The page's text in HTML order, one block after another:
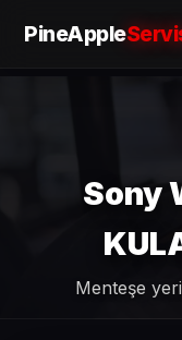
PineApple
Sony
Menteşe